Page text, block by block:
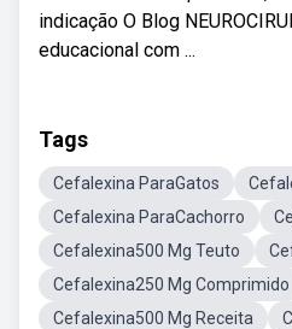
indicação O Blog
educacional com ...
Tags
Cefalexina ParaGatos
Cefalexina ParaCachorro
Cefalexina500 Mg Teuto
Cefalexina250 Mg Comprimido
Cefalexina500 Mg Receita